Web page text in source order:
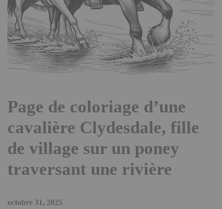
Page de coloriage d’une
cavalière Clydesdale, fille
de village sur un poney
traversant une rivière
octobre 31, 2025